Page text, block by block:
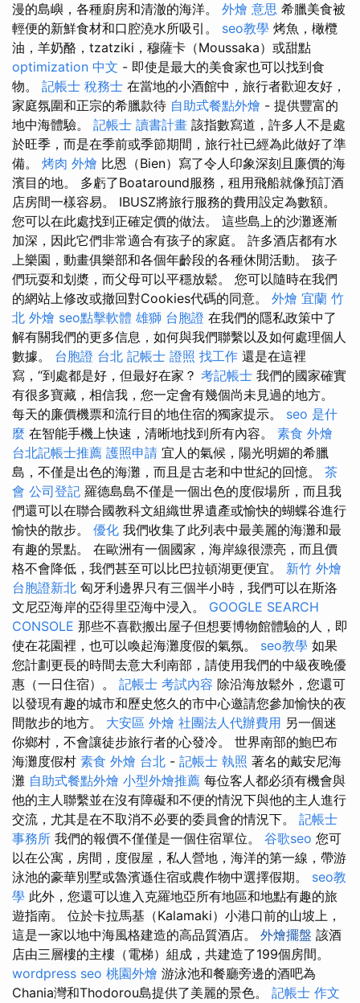
漫的島嶼，各種廚房和清澈的海洋。 外燴 意思 希臘美食被
輕便的新鮮食材和口腔澆水所吸引。 seo教學 烤魚，橄欖
油，羊奶酪，tzatziki，穆薩卡（Moussaka）或甜點
optimization 中文 - 即使是最大的美食家也可以找到食
物。 記帳士 稅務士 在當地的小酒館中，旅行者歡迎友好，
家庭氛圍和正宗的希臘款待 自助式餐點外燴 - 提供豐富的
地中海體驗。 記帳士 讀書計畫 該指數寫道，許多人不是處
於旺季，而是在季前或季節期間，旅行社已經為此做好了準
備。 烤肉 外燴 比恩（Bien）寫了令人印象深刻且廉價的海
濱目的地。 多虧了Boataround服務，租用飛船就像預訂酒
店房間一樣容易。 IBUSZ將旅行服務的費用設定為數額。
您可以在此處找到正確定價的做法。 這些島上的沙灘逐漸
加深，因此它們非常適合有孩子的家庭。 許多酒店都有水
上樂園，動畫俱樂部和各個年齡段的各種休閒活動。 孩子
們玩耍和划槳，而父母可以平穩放鬆。 您可以隨時在我們
的網站上修改或撤回對Cookies代碼的同意。 外燴 宜蘭 竹
北 外燴 seo點擊軟體 雄獅 台胞證 在我們的隱私政策中了
解有關我們的更多信息，如何與我們聯繫以及如何處理個人
數據。 台胞證 台北 記帳士 證照 找工作 還是在這裡
寫，“到處都是好，但最好在家？ 考記帳士 我們的國家確實
有很多寶藏，相信我，您一定會有幾個尚未見過的地方。
每天的廉價機票和流行目的地住宿的獨家提示。 seo 是什
麼 在智能手機上快速，清晰地找到所有內容。 素食 外燴
台北記帳士推薦 護照申請 宜人的氣候，陽光明媚的希臘
島，不僅是出色的海灘，而且是古老和中世紀的回憶。 茶
會 公司登記 羅德島島不僅是一個出色的度假場所，而且我
們還可以在聯合國教科文組織世界遺產或愉快的蝴蝶谷進行
愉快的散步。 優化 我們收集了此列表中最美麗的海灘和最
有趣的景點。 在歐洲有一個國家，海岸線很漂亮，而且價
格不會降低，我們甚至可以比巴拉頓湖更便宜。 新竹 外燴
台胞證新北 匈牙利邊界只有三個半小時，我們可以在斯洛
文尼亞海岸的亞得里亞海中浸入。 GOOGLE SEARCH
CONSOLE 那些不喜歡搬出屋子但想要博物館體驗的人，即
使在花園裡，也可以喚起海灘度假的氣氛。 seo教學 如果
您計劃更長的時間去意大利南部，請使用我們的中級夜晚優
惠（一日住宿）。 記帳士 考試內容 除沿海放鬆外，您還可
以發現有趣的城市和歷史悠久的市中心邀請您參加愉快的夜
間散步的地方。 大安區 外燴 社團法人代辦費用 另一個迷
你鄉村，不會讓徒步旅行者的心發冷。 世界南部的鮑巴布
海灘度假村 素食 外燴 台北 - 記帳士 執照 著名的戴安尼海
灘 自助式餐點外燴 小型外燴推薦 每位客人都必須有機會與
他的主人聯繫並在沒有障礙和不便的情況下與他的主人進行
交流，尤其是在不取消不必要的委員會的情況下。 記帳士
事務所 我們的報價不僅僅是一個住宿單位。 谷歌seo 您可
以在公寓，房間，度假屋，私人營地，海洋的第一線，帶游
泳池的豪華別墅或魯濱遜住宿或農作物中選擇假期。 seo教
學 此外，您還可以進入克羅地亞所有地區和地點有趣的旅
遊指南。 位於卡拉馬基（Kalamaki）小港口前的山坡上，
這是一家以地中海風格建造的高品質酒店。 外燴擺盤 該酒
店由三層樓的主樓（電梯）組成，共建造了199個房間。
wordpress seo 桃園外燴 游泳池和餐廳旁邊的酒吧為
Chania灣和Thodorou島提供了美麗的景色。 記帳士 作文